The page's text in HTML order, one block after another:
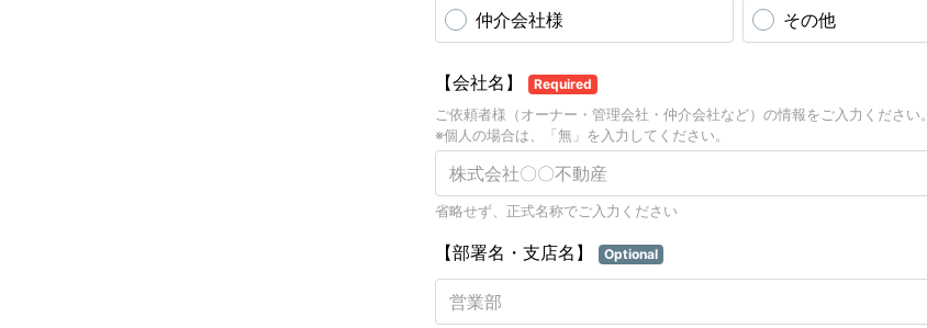
仲介会社様 その他
【会社名】 Required
ご依頼者様（オーナー・管理会社・仲介会社など）の情報をご入力ください。
※個人の場合は、「無」を入力してください。
省略せず、正式名称でご入力ください
【部署名・支店名】 Optional